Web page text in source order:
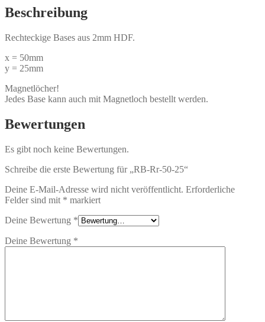
Beschreibung
Rechteckige Bases aus 2mm HDF.
x = 50mm
y = 25mm
Magnetlöcher!
Jedes Base kann auch mit Magnetloch bestellt werden.
Bewertungen
Es gibt noch keine Bewertungen.
Schreibe die erste Bewertung für „RB-Rr-50-25“
Deine E-Mail-Adresse wird nicht veröffentlicht. Erforderliche
Felder sind mit * markiert
Deine Bewertung *
Deine Bewertung *